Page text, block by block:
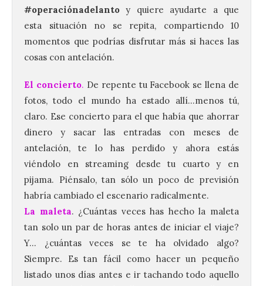
#operaciónadelanto y quiere ayudarte a que
esta situación no se repita, compartiendo 10
momentos que podrías disfrutar más si haces las
cosas con antelación.
El concierto. De repente tu Facebook se llena de
fotos, todo el mundo ha estado allí…menos tú,
claro. Ese concierto para el que había que ahorrar
dinero y sacar las entradas con meses de
antelación, te lo has perdido y ahora estás
viéndolo en streaming desde tu cuarto y en
pijama. Piénsalo, tan sólo un poco de previsión
habría cambiado el escenario radicalmente.
La maleta. ¿Cuántas veces has hecho la maleta
tan solo un par de horas antes de iniciar el viaje?
Y… ¿cuántas veces se te ha olvidado algo?
Siempre. Es tan fácil como hacer un pequeño
listado unos días antes e ir tachando todo aquello